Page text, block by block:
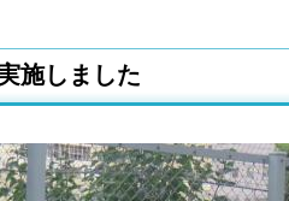
施しました